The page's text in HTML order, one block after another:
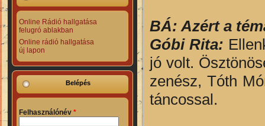
Online Rádió hallgatása
felugró ablakban
Online rádió hallgatása
új lapon
Belépés
Felhasználónév *
BÁ: Azért a
Góbi Rita:
jó volt.
zenész, Tóth
táncossal.